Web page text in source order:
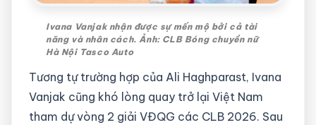
Ivana Vanjak nhận được sự mến mộ bởi cả tài
năng và nhân cách. Ảnh: CLB Bóng chuyền nữ
Hà Nội Tasco Auto
Tương tự trường hợp của Ali Haghparast, Ivana
Vanjak cũng khó lòng quay trở lại Việt Nam
tham dự vòng 2 giải VĐQG các CLB 2026. Sau